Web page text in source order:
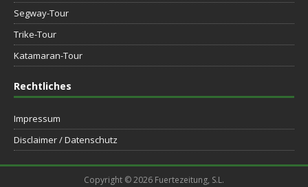
Segway-Tour
Trike-Tour
Katamaran-Tour
Rechtliches
Impressum
Disclaimer / Datenschutz
Copyright © 2026 Fuertezeitung, S.L.